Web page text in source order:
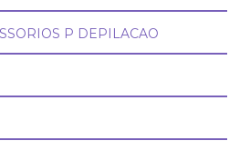
P DEPILACAO